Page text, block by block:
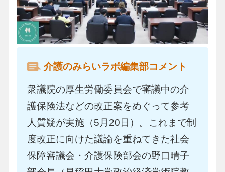
介護のみらいラボ編集部コメント
衆議院の厚生労働委員会で審議中の介
護保険法などの改正案をめぐって参考
人質疑が実施（5月20日）。これまで制
度改正に向けた議論を重ねてきた社会
保障審議会・介護保険部会の野口晴子